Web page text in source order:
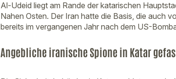
Al-Udeid liegt am Rande der katarischen
Nahen Osten. Der Iran hatte die Basis, die auch
bereits im vergangenen Jahr nach dem US-
Angebliche iranische Spione in Katar